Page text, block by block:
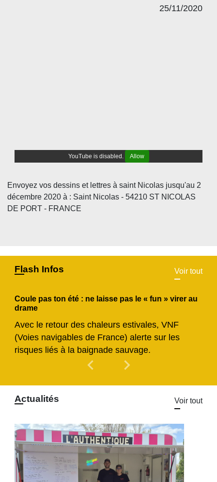
25/11/2020
YouTube is disabled. Allow
Envoyez vos dessins et lettres à saint Nicolas jusqu'au 2
décembre 2020 à : Saint Nicolas - 54210 ST NICOLAS
DE PORT - FRANCE
Flash Infos Voir tout
Coule pas ton été : ne laisse pas le « fun » virer au
drame
Avec le retour des chaleurs estivales, VNF
(Voies navigables de France) alerte sur les
risques liés à la baignade sauvage.
chevron_left Previous
chevron_right
Actualités Voir tout